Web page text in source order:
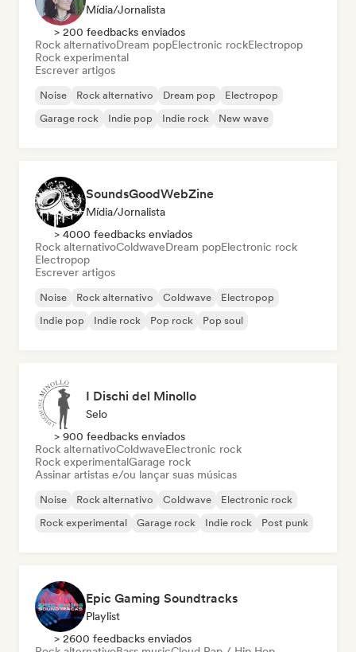
Mídia/Jornalista
> 200 feedbacks enviados
Rock alternativoDream popElectronic rockElectropop
Rock experimental
Escrever artigos
Noise Rock alternativo Dream pop
Electropop
Garage rock
Indie pop Indie rock New wave
SoundsGoodWebZine
Mídia/Jornalista
> 4000 feedbacks enviados
Rock alternativoColdwaveDream popElectronic rock
Electropop
Escrever artigos
Noise Rock alternativo Coldwave
Electropop
Indie pop
Indie rock Pop rock Pop soul
I Dischi del Minollo
Selo
> 900 feedbacks enviados
Rock alternativoColdwaveElectronic rock
Rock experimentalGarage rock
Assinar artistas e/ou lançar suas músicas
Noise Rock alternativo Coldwave
Electronic rock
Rock experimental
Garage rock Indie rock Post punk
Epic Gaming Soundtracks
Playlist
> 2600 feedbacks enviados